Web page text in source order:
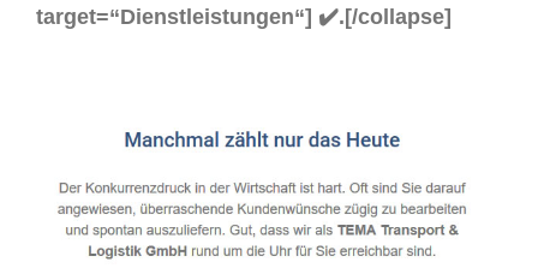
target=“Dienstleistungen“] ✔️.[/collapse]